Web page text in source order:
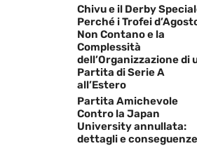
Chivu e il Derby
Perché i Trofei
Non Contano e la
Complessità
dell’Organizzazione di
Partita di Serie A
all’Estero
Partita Amichevole
Contro la Japan
University annullata:
dettagli e conseguenze